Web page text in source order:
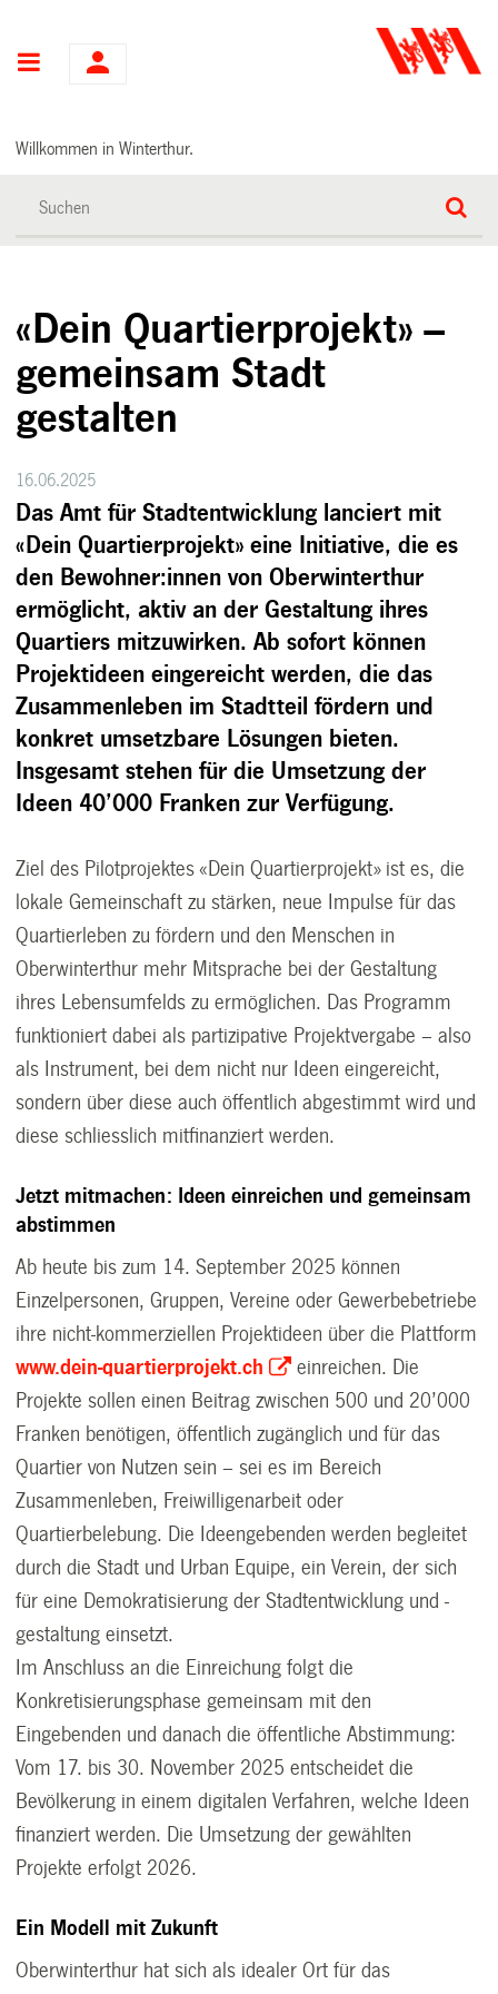
Hauptnavigation
Willkommen in Winterthur.
«Dein Quartierprojekt» –
gemeinsam Stadt
gestalten
16.06.2025
Das Amt für Stadtentwicklung lanciert mit
«Dein Quartierprojekt» eine Initiative, die es
den Bewohner:innen von Oberwinterthur
ermöglicht, aktiv an der Gestaltung ihres
Quartiers mitzuwirken. Ab sofort können
Projektideen eingereicht werden, die das
Zusammenleben im Stadtteil fördern und
konkret umsetzbare Lösungen bieten.
Insgesamt stehen für die Umsetzung der
Ideen 40’000 Franken zur Verfügung.
Ziel des Pilotprojektes «Dein Quartierprojekt» ist es, die
lokale Gemeinschaft zu stärken, neue Impulse für das
Quartierleben zu fördern und den Menschen in
Oberwinterthur mehr Mitsprache bei der Gestaltung
ihres Lebensumfelds zu ermöglichen. Das Programm
funktioniert dabei als partizipative Projektvergabe – also
als Instrument, bei dem nicht nur Ideen eingereicht,
sondern über diese auch öffentlich abgestimmt wird und
diese schliesslich mitfinanziert werden.
Jetzt mitmachen: Ideen einreichen und gemeinsam
abstimmen
Ab heute bis zum 14. September 2025 können
Einzelpersonen, Gruppen, Vereine oder Gewerbebetriebe
ihre nicht-kommerziellen Projektideen über die Plattform
www.dein-quartierprojekt.ch
einreichen. Die
Projekte sollen einen Beitrag zwischen 500 und 20’000
Franken benötigen, öffentlich zugänglich und für das
Quartier von Nutzen sein – sei es im Bereich
Zusammenleben, Freiwilligenarbeit oder
Quartierbelebung. Die Ideengebenden werden begleitet
durch die Stadt und Urban Equipe, ein Verein, der sich
für eine Demokratisierung der Stadtentwicklung und -
gestaltung einsetzt.
Im Anschluss an die Einreichung folgt die
Konkretisierungsphase gemeinsam mit den
Eingebenden und danach die öffentliche Abstimmung:
Vom 17. bis 30. November 2025 entscheidet die
Bevölkerung in einem digitalen Verfahren, welche Ideen
finanziert werden. Die Umsetzung der gewählten
Projekte erfolgt 2026.
Ein Modell mit Zukunft
Oberwinterthur hat sich als idealer Ort für das